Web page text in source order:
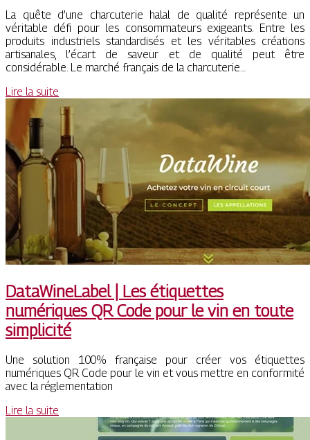
La quête d’une charcuterie halal de qualité représente un
véritable défi pour les consommateurs exigeants. Entre les
produits industriels standardisés et les véritables créations
artisanales, l’écart de saveur et de qualité peut être
considérable. Le marché français de la charcuterie…
Lire la suite
DataWineLabel | Les étiquettes
numériques QR Code pour le vin en toute
simplicité
Une solution 100% française pour créer vos étiquettes
numériques QR Code pour le vin et vous mettre en conformité
avec la réglementation
Lire la suite